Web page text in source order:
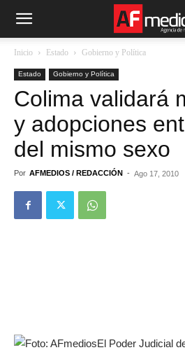
Inicio Estado Gobierno y Política
Estado Gobierno y Política
Colima validará
y adopciones
del mismo sexo
Por AFMEDIOS / REDACCIÓN - Ago 17, 2010
El Poder Judicial